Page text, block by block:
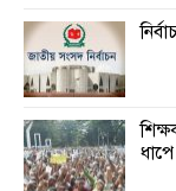
ধাপে